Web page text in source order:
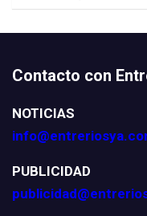
Contacto con
NOTICIAS
PUBLICIDAD